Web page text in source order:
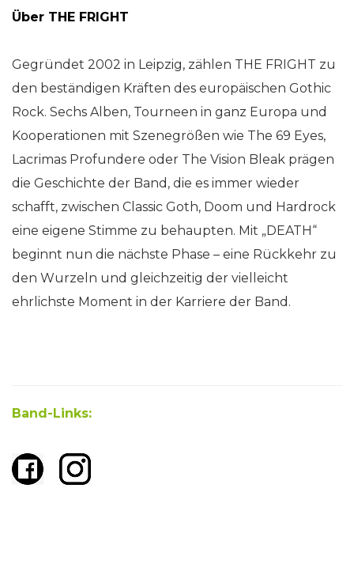
Über THE FRIGHT
Gegründet 2002 in Leipzig, zählen THE FRIGHT zu
den beständigen Kräften des europäischen Gothic
Rock. Sechs Alben, Tourneen in ganz Europa und
Kooperationen mit Szenegrößen wie The 69 Eyes,
Lacrimas Profundere oder The Vision Bleak prägen
die Geschichte der Band, die es immer wieder
schafft, zwischen Classic Goth, Doom und Hardrock
eine eigene Stimme zu behaupten. Mit „DEATH“
beginnt nun die nächste Phase – eine Rückkehr zu
den Wurzeln und gleichzeitig der vielleicht
ehrlichste Moment in der Karriere der Band.
Band-Links: